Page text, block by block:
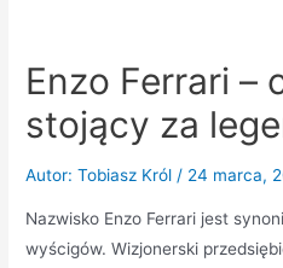
Enzo Ferrari –
stojący za
Autor: Tobiasz Król / 24 marca,
Nazwisko Enzo Ferrari jest
wyścigów. Wizjonerski